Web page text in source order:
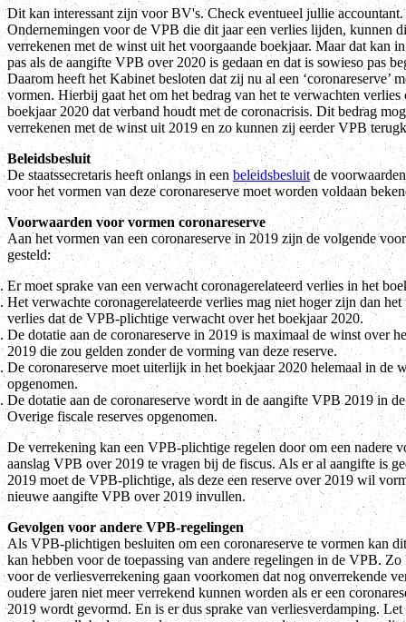
Dit kan interessant zijn voor BV's. Check eventueel jullie accountant.
Ondernemingen voor de VPB die dit jaar een verlies lijden, kunnen
verrekenen met de winst uit het voorgaande boekjaar. Maar dat kan
pas als de aangifte VPB over 2020 is gedaan en dat is sowieso pas
Daarom heeft het Kabinet besloten dat zij nu al een ‘coronareserve’
vormen. Hierbij gaat het om het bedrag van het te verwachten verlies
boekjaar 2020 dat verband houdt met de coronacrisis. Dit bedrag
verrekenen met de winst uit 2019 en zo kunnen zij eerder VPB
Beleidsbesluit
De staatssecretaris heeft onlangs in een beleidsbesluitde
voor het vormen van deze coronareserve moet worden voldaan
Voorwaarden voor vormen coronareserve
Aan het vormen van een coronareserve in 2019 zijn de volgende
gesteld:
Er moet sprake van een verwacht coronagerelateerd verlies in het
Het verwachte coronagerelateerde verlies mag niet hoger zijn dan het
verlies dat de VPB-plichtige verwacht over het boekjaar 2020.
De dotatie aan de coronareserve in 2019 is maximaal de winst over
2019 die zou gelden zonder de vorming van deze reserve.
De coronareserve moet uiterlijk in het boekjaar 2020 helemaal in de
opgenomen.
De dotatie aan de coronareserve wordt in de aangifte VPB 2019 in
Overige fiscale reserves opgenomen.
De verrekening kan een VPB-plichtige regelen door om een nadere
aanslag VPB over 2019 te vragen bij de fiscus. Als er al aangifte is
2019 moet de VPB-plichtige, als deze een reserve over 2019 wil
nieuwe aangifte VPB over 2019 invullen.
Gevolgen voor andere VPB-regelingen
Als VPB-plichtigen besluiten om een coronareserve te vormen kan
kan hebben voor de toepassing van andere regelingen in de VPB. Zo
voor de verliesverrekening gaan voorkomen dat nog onverrekende
oudere jaren niet meer verrekend kunnen worden als er een
2019 wordt gevormd. En is er dus sprake van verliesverdamping. Let